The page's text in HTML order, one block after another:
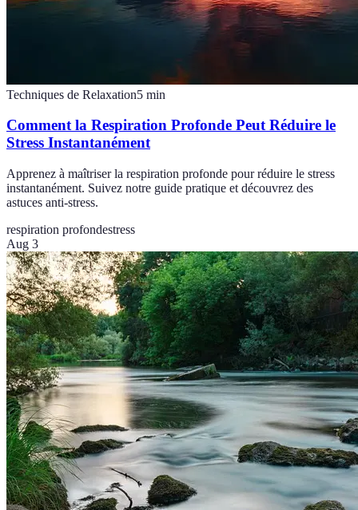
Techniques de Relaxation5 min
Comment la Respiration Profonde Peut Réduire le
Stress Instantanément
Apprenez à maîtriser la respiration profonde pour réduire le stress
instantanément. Suivez notre guide pratique et découvrez des
astuces anti-stress.
respiration profondestress
Aug 3